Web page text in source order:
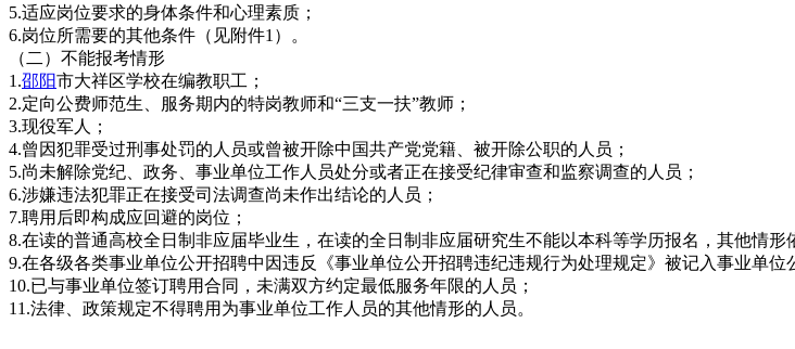
5.适应岗位要求的身体条件和心理素质；
6.岗位所需要的其他条件（见附件1）。
（二）不能报考情形
1.邵阳市大祥区学校在编教职工；
2.定向公费师范生、服务期内的特岗教师和“三支一扶”教师；
3.现役军人；
4.曾因犯罪受过刑事处罚的人员或曾被开除中国共产党党籍、被开除公职的人员；
5.尚未解除党纪、政务、事业单位工作人员处分或者正在接受纪律审查和监察调查的人员；
6.涉嫌违法犯罪正在接受司法调查尚未作出结论的人员；
7.聘用后即构成应回避的岗位；
8.在读的普通高校全日制非应届毕业生，在读的全日制非应届研究生不能以本科等学历报名，其他情形
9.在各级各类事业单位公开招聘中因违反《事业单位公开招聘违纪违规行为处理规定》被记入事业单位
10.已与事业单位签订聘用合同，未满双方约定最低服务年限的人员；
11.法律、政策规定不得聘用为事业单位工作人员的其他情形的人员。